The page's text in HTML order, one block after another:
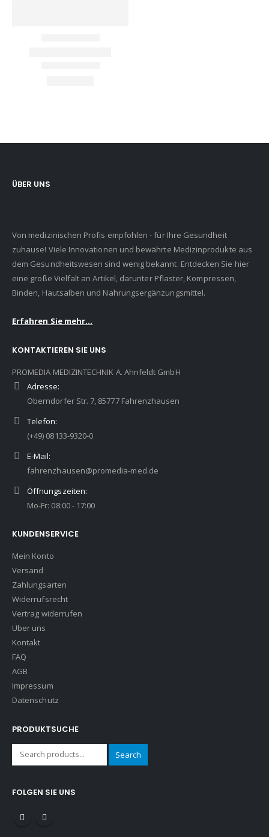
ÜBER UNS
Von medizinischen Profis empfohlen - für Ihre Gesundheit
zuhause! Viele Innovationen und bewährte Medizinprodukte aus
dem Gesundheitswesen sind wenig bekannt. Entdecken Sie hier
eine große Vielfalt an Artikel, darunter Pflaster, Kompressen,
Binden, Hautsalben und Nahrungsergänzungsmittel.
Erfahren Sie mehr...
KONTAKTIEREN SIE UNS
PROMEDIA MEDIZINTECHNIK A. Ahnfeldt GmbH
Adresse:
Oberndorfer Str. 7, 85777 Fahrenzhausen
Telefon:
(+49) 08133-9320-0
E-Mail:
fahrenzhausen@promedia-med.de
Öffnungszeiten:
Mo-Fr: 08:00 - 17:00
KUNDENSERVICE
Mein Konto
Versand
Zahlungsarten
Widerrufsrecht
Vertrag widerrufen
Über uns
Kontakt
FAQ
AGB
Impressum
Datenschutz
PRODUKTSUCHE
Search
FOLGEN SIE UNS